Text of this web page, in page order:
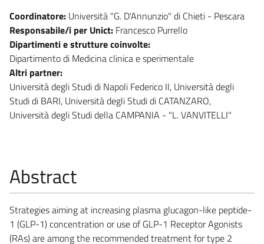
Coordinatore: Università "G. D'Annunzio" di Chieti - Pescara
Responsabile/i per Unict: Francesco Purrello
Dipartimenti e strutture coinvolte:
Dipartimento di Medicina clinica e sperimentale
Altri partner:
Università degli Studi di Napoli Federico II, Università degli
Studi di BARI, Università degli Studi di CATANZARO,
Università degli Studi della CAMPANIA - "L. VANVITELLI"
Abstract
Strategies aiming at increasing plasma glucagon-like peptide-
1 (GLP-1) concentration or use of GLP-1 Receptor Agonists
(RAs) are among the recommended treatment for type 2